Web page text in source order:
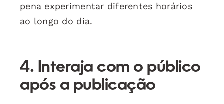
pena experimentar diferentes horários
ao longo do dia.
4. Interaja com o público
após a publicação